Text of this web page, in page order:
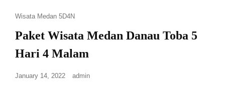
Wisata Medan 5D4N
Paket Wisata Medan Danau Toba 5
Hari 4 Malam
January 14, 2022 admin